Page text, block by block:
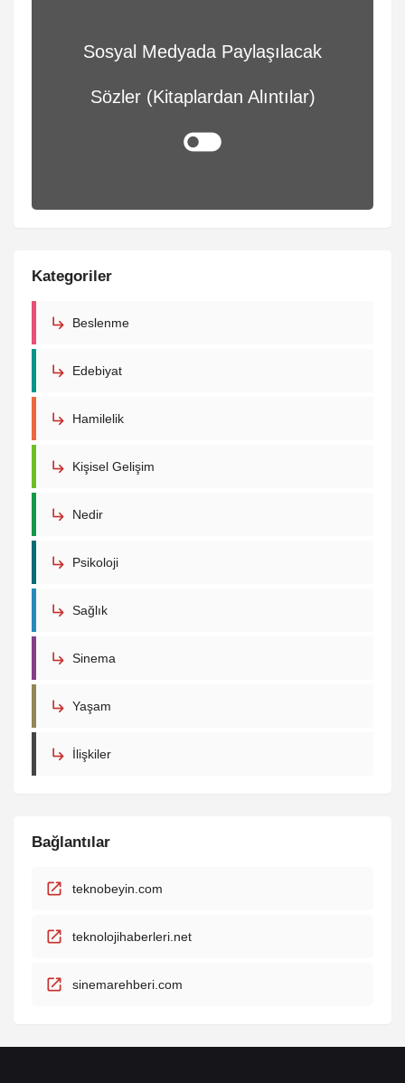
Sosyal Medyada Paylaşılacak
Sözler (Kitaplardan Alıntılar)
Kategoriler
Beslenme
Edebiyat
Hamilelik
Kişisel Gelişim
Nedir
Psikoloji
Sağlık
Sinema
Yaşam
İlişkiler
Bağlantılar
teknobeyin.com
teknolojihaberleri.net
sinemarehberi.com